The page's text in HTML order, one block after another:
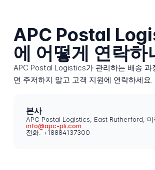
APC Postal
에 어떻게 연락하
APC Postal Logistics가 관리하는 배송 과
면 주저하지 말고 고객 지원에 연락하세요.
본사
APC Postal Logistics, East Rutherford, 미
info@apc-pli.com
전화: +18884137300